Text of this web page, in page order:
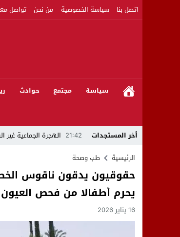
اتصل بنا سياسة الخصوصية من نحن تواصل
سياسة مجتمع حوادث
أخر المستجدات 21:42 الهجرة الجماعية غير
21:16
08:50 مبادرات مواطنة
22:59 رئيس جماعة عين
14:25 “العربية.ما” تنشر
الرئيسية طب وصحة
حقوقيون يدقون ناقوس
يحرم أطفالا من فحص
16 يناير 2026